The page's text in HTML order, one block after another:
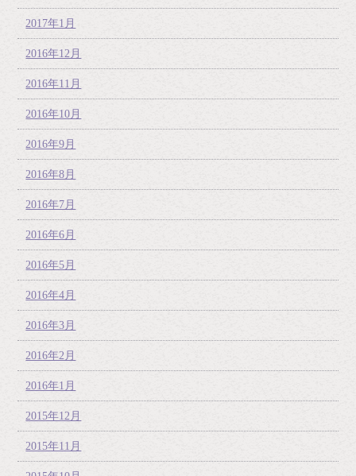
2017年1月
2016年12月
2016年11月
2016年10月
2016年9月
2016年8月
2016年7月
2016年6月
2016年5月
2016年4月
2016年3月
2016年2月
2016年1月
2015年12月
2015年11月